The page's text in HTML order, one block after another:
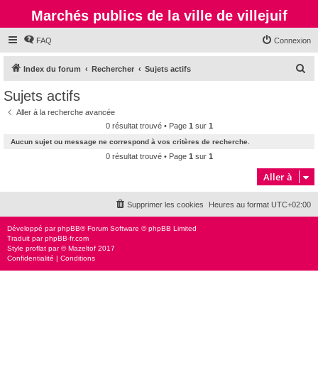
Marchés publics de la ville de villejuif
FAQ Connexion
Index du forum Rechercher Sujets actifs
c
h
e
Sujets actifs
Aller à la recherche avancée
0 résultat trouvé • Page 1 sur 1
Aucun sujet ou message ne correspond à vos critères de recherche.
0 résultat trouvé • Page 1 sur 1
Aller à
Heures au format UTC+02:00
Supprimer les cookies
Développé parphpBB® Forum Software © phpBB Limited
Traduit parphpBB-fr.com
Style proflat par ©Mazeltof 2017
Confidentialité | Conditions